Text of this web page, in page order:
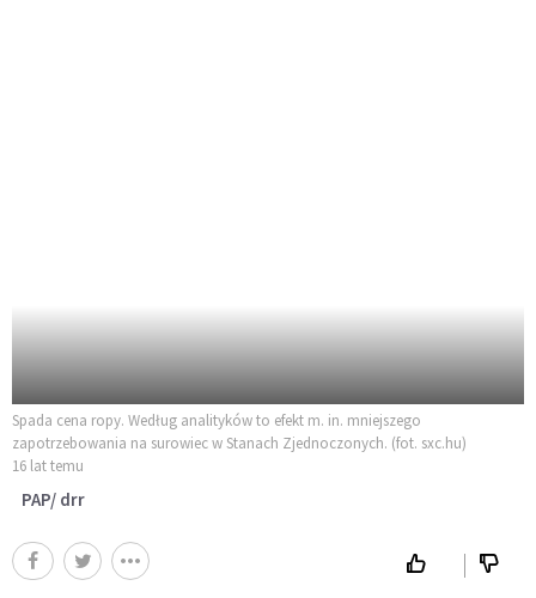
Spada cena ropy. Według analityków to efekt m. in. mniejszego
zapotrzebowania na surowiec w Stanach Zjednoczonych. (fot. sxc.hu)
16 lat temu
PAP/ drr